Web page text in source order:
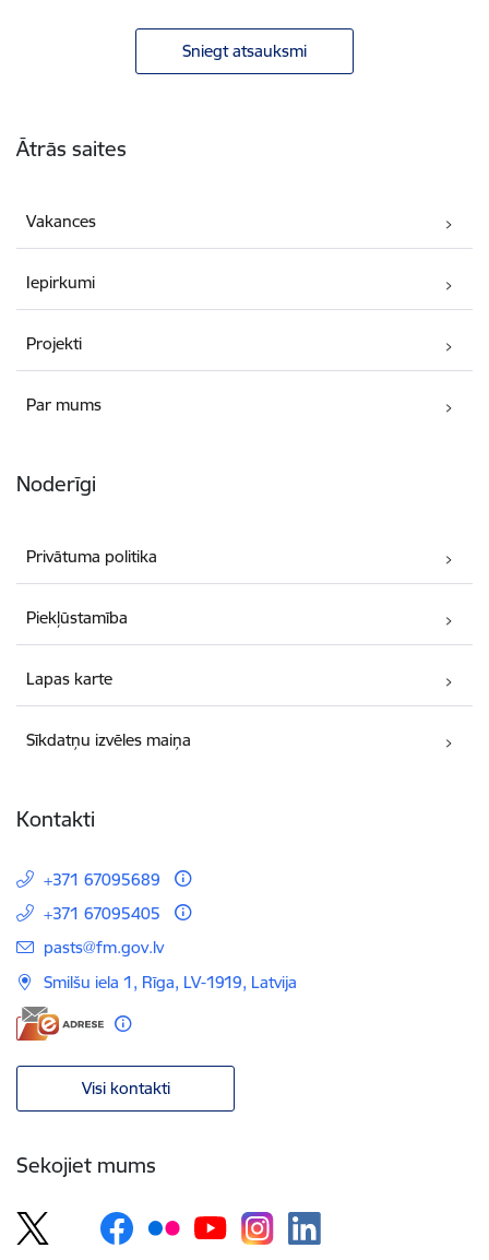
Sniegt atsauksmi
Ātrās saites
Vakances
Iepirkumi
Projekti
Par mums
Noderīgi
Privātuma politika
Piekļūstamība
Lapas karte
Sīkdatņu izvēles maiņa
Kontakti
+371 67095689
+371 67095405
E-pasts:
pasts@fm.gov.lv
Smilšu iela 1, Rīga, LV-1919, Latvija
Visi kontakti
Sekojiet mums